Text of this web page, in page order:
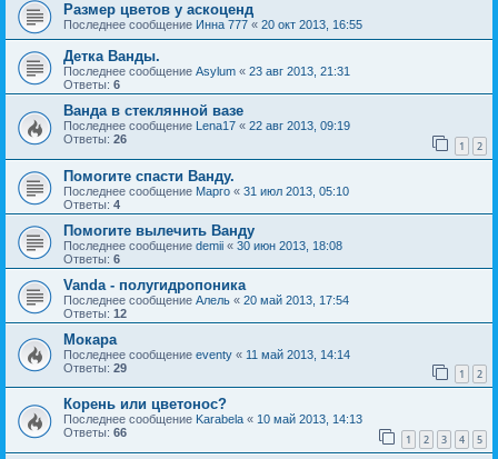
Размер цветов у аскоценд
Последнее сообщение Инна 777 « 20 окт 2013, 16:55
Детка Ванды.
Последнее сообщение Asylum « 23 авг 2013, 21:31
Ответы: 6
Ванда в стеклянной вазе
Последнее сообщение Lena17 « 22 авг 2013, 09:19
Ответы: 26 1 2
Помогите спасти Ванду.
Последнее сообщение Марго « 31 июл 2013, 05:10
Ответы: 4
Помогите вылечить Ванду
Последнее сообщение demii « 30 июн 2013, 18:08
Ответы: 6
Vanda - полугидропоника
Последнее сообщение Алель « 20 май 2013, 17:54
Ответы: 12
Мокара
Последнее сообщение eventy « 11 май 2013, 14:14
Ответы: 29 1 2
Корень или цветонос?
Последнее сообщение Karabela « 10 май 2013, 14:13
Ответы: 66 1 2 3 4 5